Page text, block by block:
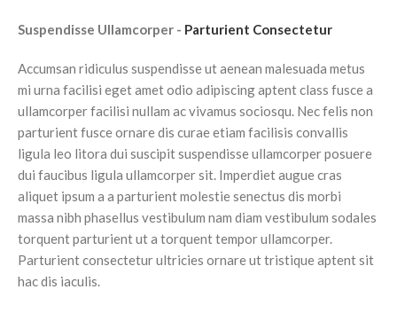
Suspendisse Ullamcorper - Parturient Consectetur
Accumsan ridiculus suspendisse ut aenean malesuada metus
mi urna facilisi eget amet odio adipiscing aptent class fusce a
ullamcorper facilisi nullam ac vivamus sociosqu. Nec felis non
parturient fusce ornare dis curae etiam facilisis convallis
ligula leo litora dui suscipit suspendisse ullamcorper posuere
dui faucibus ligula ullamcorper sit. Imperdiet augue cras
aliquet ipsum a a parturient molestie senectus dis morbi
massa nibh phasellus vestibulum nam diam vestibulum sodales
torquent parturient ut a torquent tempor ullamcorper.
Parturient consectetur ultricies ornare ut tristique aptent sit
hac dis iaculis.